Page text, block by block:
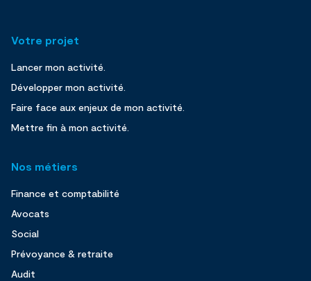
Votre projet
Lancer mon activité.
Développer mon activité.
Faire face aux enjeux de mon activité.
Mettre fin à mon activité.
Nos métiers
Finance et comptabilité
Avocats
Social
Prévoyance & retraite
Audit